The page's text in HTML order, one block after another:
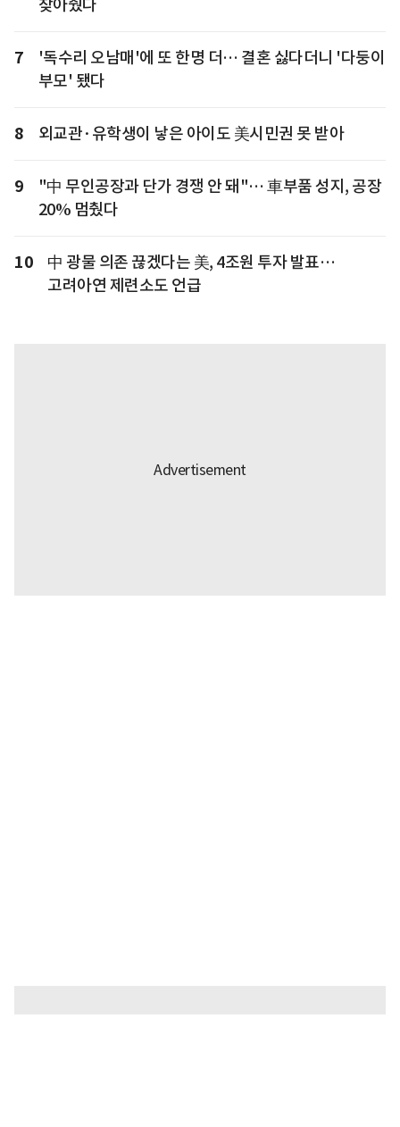
찾아줬다
7
'독수리 오남매'에 또 한명 더… 결혼 싫다더니 '다둥이
부모' 됐다
8 외교관·유학생이 낳은 아이도 美시민권 못 받아
9
"中 무인공장과 단가 경쟁 안 돼"… 車부품 성지, 공장
20% 멈췄다
10
中 광물 의존 끊겠다는 美, 4조원 투자 발표…
고려아연 제련소도 언급